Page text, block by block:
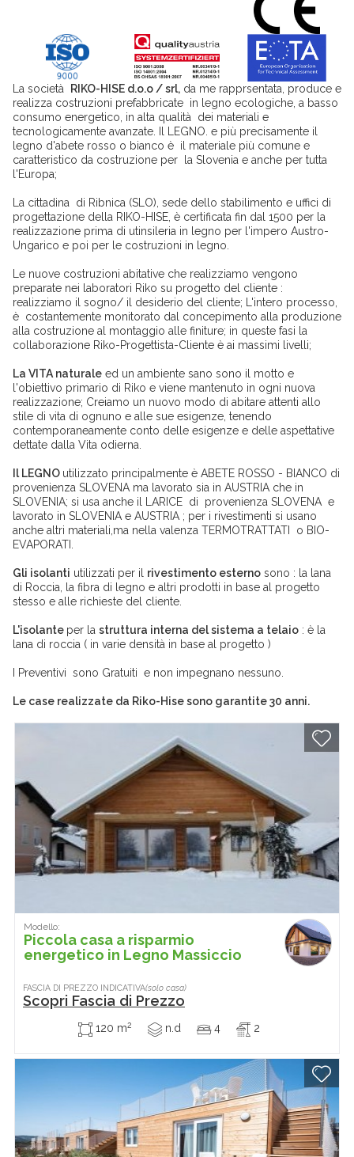
La società RIKO-HISE d.o.o / srl, da me rapprsentata, produce e
realizza costruzioni prefabbricate in legno ecologiche, a basso
consumo energetico, in alta qualità dei materiali e
tecnologicamente avanzate. Il LEGNO. e più precisamente il
legno d'abete rosso o bianco è il materiale più comune e
caratteristico da costruzione per la Slovenia e anche per tutta
l'Europa;
La cittadina di Ribnica (SLO), sede dello stabilimento e uffici di
progettazione della RIKO-HISE, è certificata fin dal 1500 per la
realizzazione prima di utinsileria in legno per l'impero Austro-
Ungarico e poi per le costruzioni in legno.
Le nuove costruzioni abitative che realizziamo vengono
preparate nei laboratori Riko su progetto del cliente :
realizziamo il sogno/ il desiderio del cliente; L'intero processo,
è costantemente monitorato dal concepimento alla produzione
alla costruzione al montaggio alle finiture; in queste fasi la
collaborazione Riko-Progettista-Cliente è ai massimi livelli;
La VITA naturale ed un ambiente sano sono il motto e
l'obiettivo primario di Riko e viene mantenuto in ogni nuova
realizzazione; Creiamo un nuovo modo di abitare attenti allo
stile di vita di ognuno e alle sue esigenze, tenendo
contemporaneamente conto delle esigenze e delle aspettative
dettate dalla Vita odierna.
Il LEGNO utilizzato principalmente è ABETE ROSSO - BIANCO di
provenienza SLOVENA ma lavorato sia in AUSTRIA che in
SLOVENIA; si usa anche il LARICE di provenienza SLOVENA e
lavorato in SLOVENIA e AUSTRIA ; per i rivestimenti si usano
anche altri materiali,ma nella valenza TERMOTRATTATI o BIO-
EVAPORATI.
Gli isolanti utilizzati per il rivestimento esterno sono : la lana
di Roccia, la fibra di legno e altri prodotti in base al progetto
stesso e alle richieste del cliente.
L'isolante per la struttura interna del sistema a telaio : è la
lana di roccia ( in varie densità in base al progetto )
I Preventivi sono Gratuiti e non impegnano nessuno.
Le case realizzate da Riko-Hise sono garantite 30 anni.
Modello:
Piccola casa a risparmio
energetico in Legno Massiccio
FASCIA DI PREZZO INDICATIVA(solo casa)
Scopri Fascia di Prezzo
120 m2 n.d 4 2